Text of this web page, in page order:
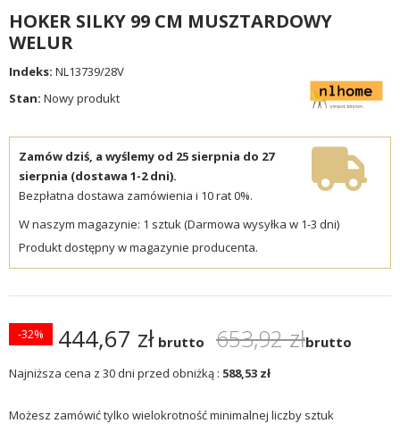
HOKER SILKY 99 CM MUSZTARDOWY
WELUR
Indeks: NL13739/28V
Stan: Nowy produkt
Zamów dziś, a wyślemy od 25 sierpnia do 27
sierpnia (dostawa 1-2 dni).
Bezpłatna dostawa zamówienia i 10 rat 0%.
W naszym magazynie: 1 sztuk (Darmowa wysyłka w 1-3 dni)
Produkt dostępny w magazynie producenta.
444,67 zł brutto 653,92 złbrutto
-32%
Najniższa cena z 30 dni przed obniżką : 588,53 zł
Możesz zamówić tylko wielokrotność minimalnej liczby sztuk